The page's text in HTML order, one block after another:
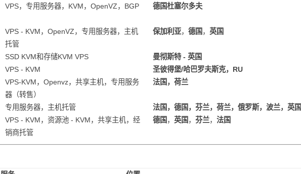
VPS，专用服务器，KVM，OpenVZ，BGP 德国杜塞尔多夫
VPS - KVM，OpenVZ，专用服务器，主机
托管
保加利亚， 德国 ， 英国
SSD KVM和存储KVM VPS
曼彻斯特 - 英国
VPS - KVM
圣彼得堡/哈巴罗夫斯克，RU
VPS-KVM，Openvz，共享主机，专用服务
器（转售）
法国，荷兰
专用服务器，主机托管
法国，德国，芬兰，荷兰，俄罗斯，波兰，英国
VPS - KVM，资源池 - KVM，共享主机，经
销商托管
德国 ， 英国 ， 芬兰， 法国